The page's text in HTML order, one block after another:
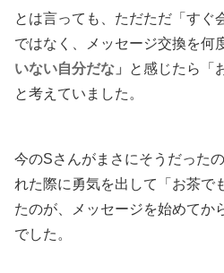
とは言っても、ただただ「すぐ
ではなく、メッセージ交換を何
いない自分だな」
と感じたら「
と考えていました。
今のSさんがまさにそうだった
れた際に勇気を出して「お茶で
たのが、メッセージを始めてか
でした。